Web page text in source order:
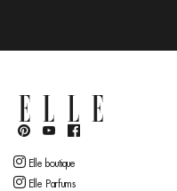
Elle boutique
Elle Parfums